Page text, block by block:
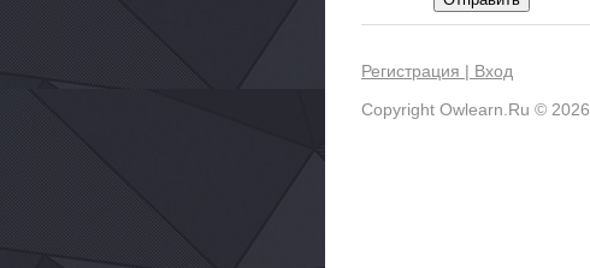
Регистрация | Вход
Copyright Owlearn.Ru © 2026